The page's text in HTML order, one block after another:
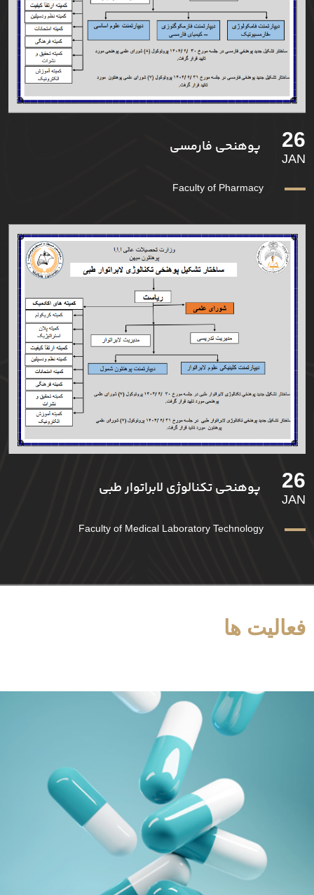
26
JAN
پوهنحی فارمسی
Faculty of Pharmacy
26
JAN
پوهنحی تکنالوژی لابراتوار طبی
Faculty of Medical Laboratory Technology
فعالیت ها